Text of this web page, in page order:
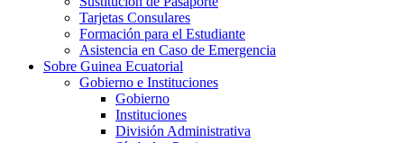
Tarjetas Consulares
Formación para el Estudiante
Asistencia en Caso de Emergencia
Sobre Guinea Ecuatorial
Gobierno e Instituciones
Gobierno
Instituciones
División Administrativa